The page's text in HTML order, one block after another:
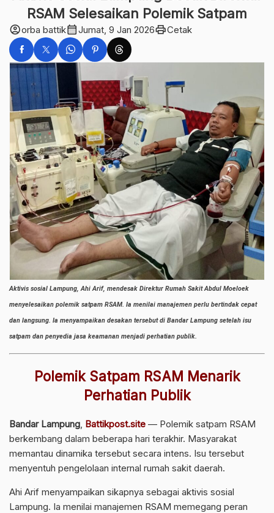
RSAM Selesaikan Polemik Satpam
account_circleorba battikcalendar_monthJumat, 9 Jan 2026printCetak
Aktivis sosial Lampung, Ahi Arif, mendesak Direktur Rumah Sakit Abdul Moeloek
menyelesaikan polemik satpam RSAM. Ia menilai manajemen perlu bertindak cepat
dan langsung. Ia menyampaikan desakan tersebut di Bandar Lampung setelah isu
satpam dan penyedia jasa keamanan menjadi perhatian publik.
Polemik Satpam RSAM Menarik
Perhatian Publik
Bandar Lampung, Battikpost.site — Polemik satpam RSAM
berkembang dalam beberapa hari terakhir. Masyarakat
memantau dinamika tersebut secara intens. Isu tersebut
menyentuh pengelolaan internal rumah sakit daerah.
Ahi Arif menyampaikan sikapnya sebagai aktivis sosial
Lampung. Ia menilai manajemen RSAM memegang peran